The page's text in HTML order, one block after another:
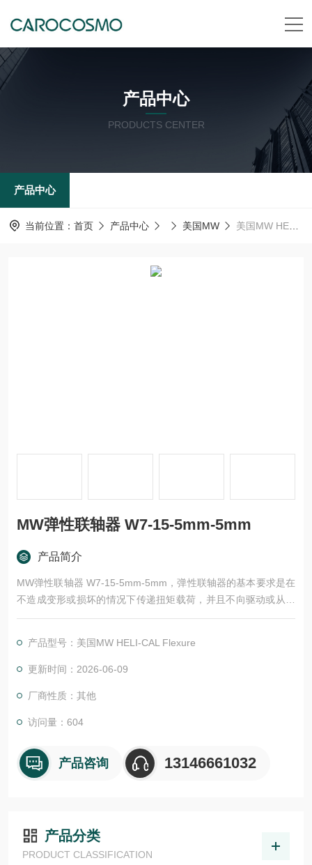
产品中心
PRODUCTS CENTER
产品中心
当前位置： 首页 产品中心 美国MW 美国MW HELI-CAL FlexureMW弹性联轴器 W7-15-5mm-5mm
MW弹性联轴器 W7-15-5mm-5mm
产品简介
MW弹性联轴器 W7-15-5mm-5mm，弹性联轴器的基本要求是在
不造成变形或损坏的情况下传递扭矩载荷，并且不向驱动或从动
组件施加过度弯曲或径向载荷。根据设计过程中提供的错位和设
工作扭矩额定值后,其运行寿命几乎是无限的。
产品型号：美国MW HELI-CAL Flexure
更新时间：2026-06-09
厂商性质：其他
访问量：604
产品咨询 13146661032
产品分类
PRODUCT CLASSIFICATION